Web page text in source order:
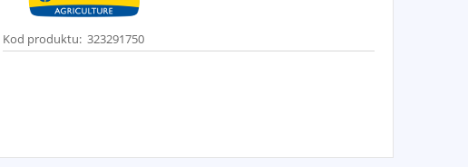
Kod produktu: 323291750